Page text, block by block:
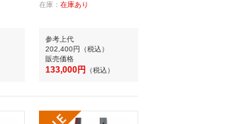
在庫： 在庫あり
参考上代
202,400円 （税込）
販売価格
133,000円 （税込）